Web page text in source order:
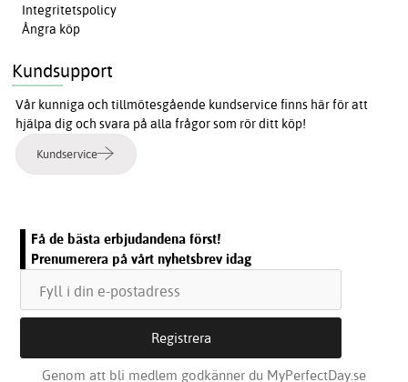
Integritetspolicy
Ångra köp
Kundsupport
Vår kunniga och tillmötesgående kundservice finns här för att
hjälpa dig och svara på alla frågor som rör ditt köp!
Kundservice
Få de bästa erbjudandena först!
Prenumerera på vårt nyhetsbrev idag
Genom att bli medlem godkänner du MyPerfectDay.se